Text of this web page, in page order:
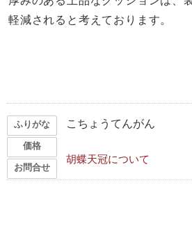
軽減されると考えております。
ふりがな こちょうてんがん
価格
お問合せ
胡蝶天冠について